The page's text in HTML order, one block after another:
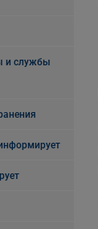
и службы